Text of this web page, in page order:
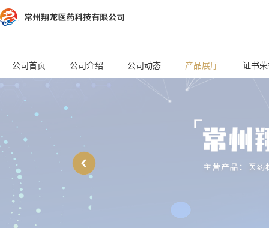
公司首页 公司介绍 公司动态 产品展厅 证书